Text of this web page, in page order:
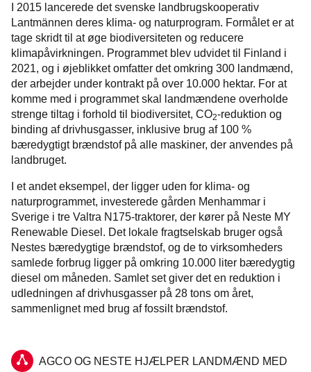
I 2015 lancerede det svenske landbrugskooperativ
Lantmännen deres klima- og naturprogram. Formålet er at
tage skridt til at øge biodiversiteten og reducere
klimapåvirkningen. Programmet blev udvidet til Finland i
2021, og i øjeblikket omfatter det omkring 300 landmænd,
der arbejder under kontrakt på over 10.000 hektar. For at
komme med i programmet skal landmændene overholde
strenge tiltag i forhold til biodiversitet, CO2-reduktion og
binding af drivhusgasser, inklusive brug af 100 %
bæredygtigt brændstof på alle maskiner, der anvendes på
landbruget.
I et andet eksempel, der ligger uden for klima- og
naturprogrammet, investerede gården Menhammar i
Sverige i tre Valtra N175-traktorer, der kører på Neste MY
Renewable Diesel. Det lokale fragtselskab bruger også
Nestes bæredygtige brændstof, og de to virksomheders
samlede forbrug ligger på omkring 10.000 liter bæredygtig
diesel om måneden. Samlet set giver det en reduktion i
udledningen af drivhusgasser på 28 tons om året,
sammenlignet med brug af fossilt brændstof.
AGCO OG NESTE HJÆLPER LANDMÆND MED